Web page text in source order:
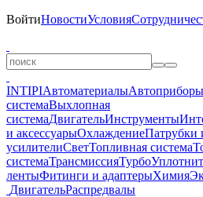
ВойтиНовостиУсловия
INTIPIАвтоматериалыАвтоприборы
системаВыхлопная
системаДвигательИнструменты
и аксессуарыОхлаждениеПатрубки
усилителиСветТопливная система
системаТрансмиссияТурбо
лентыФитинги и адаптерыХимия
ДвигательРаспредвалы